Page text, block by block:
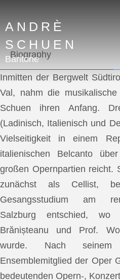
ANDRÈ
SCHUEN
Baritone
Biography
Inmitten der Bergwelt
Val, nahm die
Schuen ihren Anfang.
(Ladinisch, Italienisch und
Vielseitigkeit in einem
italienischen Belcanto
großen Opernpartien reicht.
zunächst als Cellist,
Gesangsstudium am
Salzburg entschied,
Brănișteanu und Prof.
wurde. Nach
Ensemblemitglied der Oper
bedeutenden Opern-,